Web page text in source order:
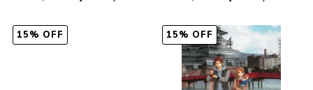
15% OFF 15% OFF